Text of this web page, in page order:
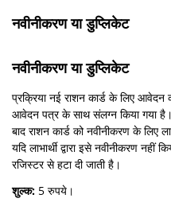
नवीनीकरण या डुप्लिकेट
नवीनीकरण या डुप्लिकेट
प्रक्रिया नई राशन कार्ड के लिए
आवेदन पत्र के साथ संलग्न किया गया है।
बाद राशन कार्ड को नवीनीकरण के लिए
यदि लाभार्थी द्वारा इसे नवीनीकरण नहीं
रजिस्टर से हटा दी जाती है।
शुल्क: 5 रुपये।